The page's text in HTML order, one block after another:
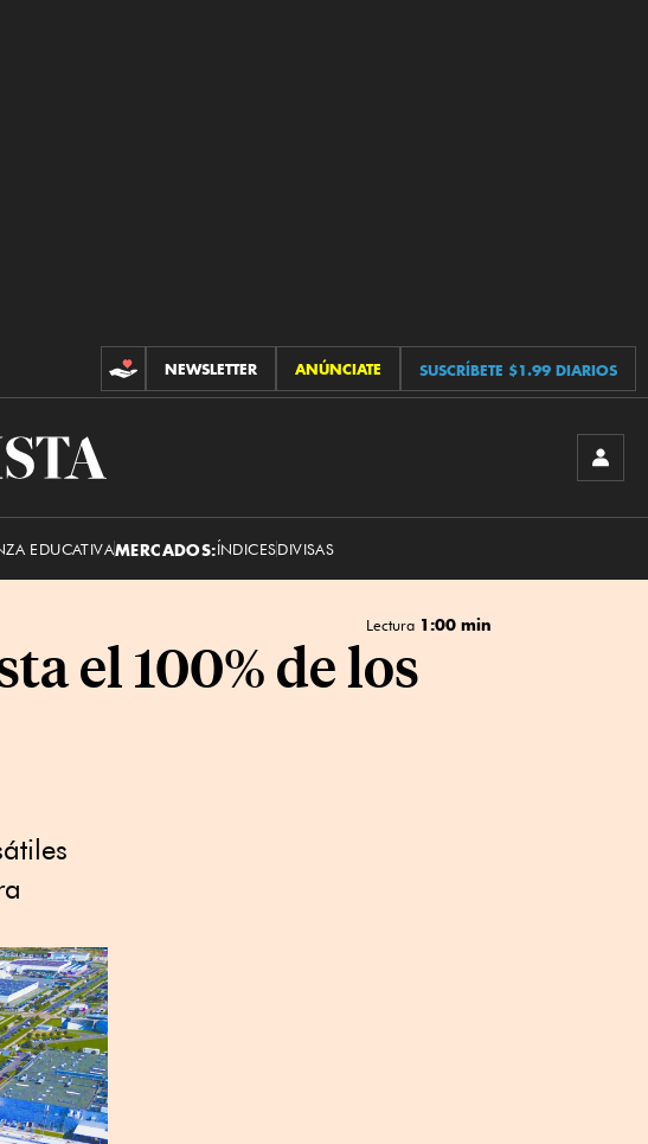
CONTRIBUCIONES
NEWSLETTER ANÚNCIATE SUSCRÍBETE $1.99 DIARIOS
EDUCATIVAMERCADOS:ÍNDICESDIVISAS
Lectura 1:00 min
el 100% de los